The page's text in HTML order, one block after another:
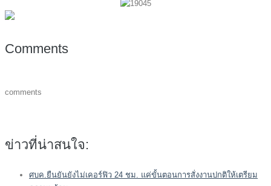
Comments
comments
ข่าวที่น่าสนใจ:
ศบค.ยืนยันยังไม่เคอร์ฟิว 24 ชม. แค่ขั้นตอนการสั่งงานปกติให้เตรียม